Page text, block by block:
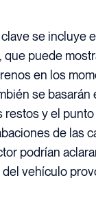
se incluye
que puede
en los
se basarán
y el
de las
podrían
vehículo